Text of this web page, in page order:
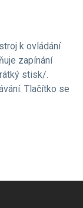
k ovládání
zapínání
stisk/.
Tlačítko se